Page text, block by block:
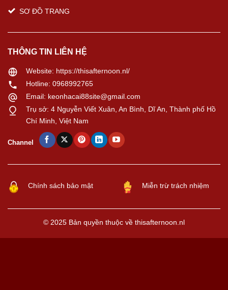
SƠ ĐỒ TRANG
THÔNG TIN LIÊN HỆ
Website: https://thisafternoon.nl/
Hotline: 0968992765
Email: keonhacai88site@gmail.com
Trụ sở: 4 Nguyễn Viết Xuân, An Bình, Dĩ An, Thành phố Hồ
Chí Minh, Việt Nam
Channel
Chính sách bảo mật
© 2025 Bản quyền thuộc về thisafternoon.nl
Miễn trừ trách nhiệm